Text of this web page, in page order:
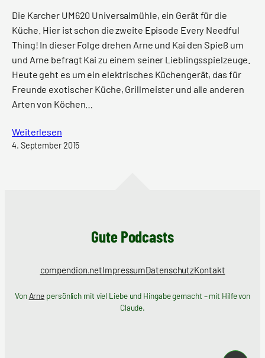
Die Karcher UM620 Universalmühle, ein Gerät für die
Küche. Hier ist schon die zweite Episode Every Needful
Thing! In dieser Folge drehen Arne und Kai den Spieß um
und Arne befragt Kai zu einem seiner Lieblingsspielzeuge.
Heute geht es um ein elektrisches Küchengerät, das für
Freunde exotischer Küche, Grillmeister und alle anderen
Arten von Köchen…
Weiterlesen
4. September 2015
Gute Podcasts
compendion.netImpressumDatenschutzKontakt
Von Arne persönlich mit viel Liebe und Hingabe gemacht – mit Hilfe von
Claude.